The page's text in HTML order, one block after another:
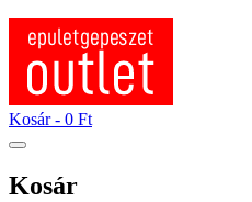
Kosár - 0 Ft
Kosár